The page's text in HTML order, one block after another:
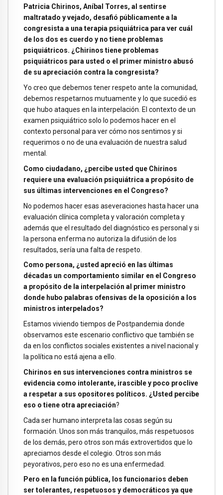
Patricia Chirinos, Aníbal Torres, al sentirse
maltratado y vejado, desafió públicamente a la
congresista a una terapia psiquiátrica para ver cuál
de los dos es cuerdo y no tiene problemas
psiquiátricos. ¿Chirinos tiene problemas
psiquiátricos para usted o el primer ministro abusó
de su apreciación contra la congresista?
Yo creo que debemos tener respeto ante la comunidad,
debemos respetarnos mutuamente y lo que sucedió es
que hubo ataques en la interpelación. El contexto de un
examen psiquiátrico solo lo podemos hacer en el
contexto personal para ver cómo nos sentimos y si
requerimos o no de una evaluación de nuestra salud
mental.
Como ciudadano, ¿percibe usted que Chirinos
requiere una evaluación psiquiátrica a propósito de
sus últimas intervenciones en el Congreso?
No podemos hacer esas aseveraciones hasta hacer una
evaluación clínica completa y valoración completa y
además que el resultado del diagnóstico es personal y si
la persona enferma no autoriza la difusión de los
resultados, sería una falta de respeto.
Como persona, ¿usted apreció en las últimas
décadas un comportamiento similar en el Congreso
a propósito de la interpelación al primer ministro
donde hubo palabras ofensivas de la oposición a los
ministros interpelados?
Estamos viviendo tiempos de Postpandemia donde
observamos este escenario conflictivo que también se
da en los conflictos sociales existentes a nivel nacional y
la política no está ajena a ello.
Chirinos en sus intervenciones contra ministros se
evidencia como intolerante, irascible y poco proclive
a respetar a sus opositores políticos. ¿Usted percibe
eso o tiene otra apreciación?
Cada ser humano interpreta las cosas según su
formación. Unos son más tranquilos, más respetuosos
de los demás, pero otros son más extrovertidos que lo
apreciamos desde el colegio. Otros son más
peyorativos, pero eso no es una enfermedad.
Pero en la función pública, los funcionarios deben
ser tolerantes, respetuosos y democráticos ya que